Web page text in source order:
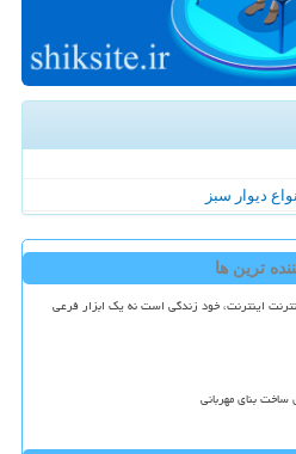
دیوار سبز
ترین ها
اینترنت، خود زندگی است نه یک ابزار فرعی
بنای مهربانی